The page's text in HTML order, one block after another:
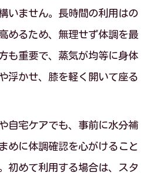
いません。長時間の利用はの
めるため、無理せず体調を最
も重要で、蒸気が均等に身体
浮かせ、膝を軽く開いて座る
自宅ケアでも、事前に水分補
めに体調確認を心がけること
初めて利用する場合は、スタ